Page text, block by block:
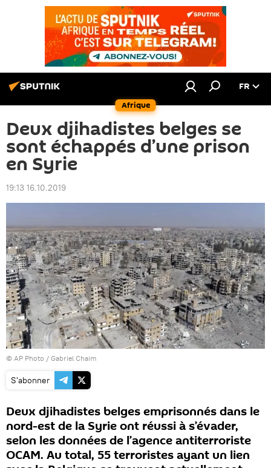
Afrique
FR
Deux djihadistes belges se
sont échappés d’une prison
en Syrie
19:13 16.10.2019
© AP Photo / Gabriel Chaim
S'abonner
Deux djihadistes belges emprisonnés dans le
nord-est de la Syrie ont réussi à s’évader,
selon les données de l’agence antiterroriste
OCAM. Au total, 55 terroristes ayant un lien